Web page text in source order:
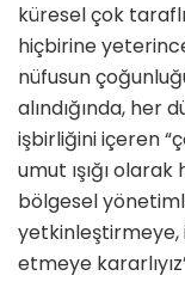
küresel çok
hiçbirine
nüfusun
alındığında, her
işbirliğini içeren
umut ışığı
bölgesel
yetkinleştirmeye,
etmeye